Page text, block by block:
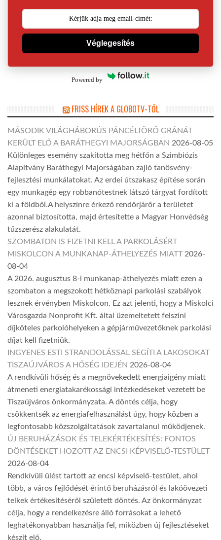
Véglegesítés
Powered by
FRISS HÍREK A GLOBOTV-TŐL
MÁSODIK VILÁGHÁBORÚS PÁNCÉLTÖRŐ GRÁNÁT
KERÜLT ELŐ A BARÁTHEGYI MAJORSÁGBAN 2026-08-05
Különleges esemény szakította meg hétfőn a Szimbiózis
Alapítvány Baráthegyi Majorságában zajló tanösvény-
fejlesztési munkálatokat. Az erdei útszakasz építése során
egy munkagép egy robbanótestnek látszó tárgyat fordított
ki a földből.A helyszínre érkező rendőrjárőr a területet
azonnal biztosította, majd értesítette a Magyar Honvédség
tűzszerész alakulatát.
SZOMBATON IS FIZETNI KELL A PARKOLÁSÉRT
MISKOLCON A MUNKANAP-ÁTHELYEZÉS MIATT 2026-
08-04
A 2026. augusztus 8-i munkanap-áthelyezés miatt ezen a
szombaton a megszokott hétköznapi parkolási szabályok
lesznek érvényben Miskolcon. Ez azt jelenti, hogy a Miskolci
Városgazda Nonprofit Kft. által üzemeltetett felszíni
díjköteles parkolóhelyeken a gépjárművezetőknek parkolási
díjat kell fizetniük.
INGYENES ESTI STRANDOLÁSSAL SEGÍTI A LAKOSOKAT
TISZAÚJVÁROS A HŐSÉG IDEJÉN 2026-08-04
A rendkívüli hőség és a megnövekedett energiaigény miatt
átmeneti energiatakarékossági intézkedéseket vezetett be
Tiszaújváros önkormányzata. A döntés célja, hogy
csökkentsék az energiafelhasználást úgy, hogy közben a
legfontosabb közszolgáltatások zavartalanul működjenek.
ÚJ BERUHÁZÁSOK ÉS TELEKÉRTÉKESÍTÉS: FONTOS
DÖNTÉSEKET HOZOTT AZ ENCSI KÉPVISELŐ-TESTÜLET
2026-08-04
Rendkívüli ülést tartott az encsi képviselő-testület, ahol
több, a város fejlődését érintő beruházásról és lakóövezeti
telkek értékesítéséről született döntés. Az önkormányzat
célja, hogy a rendelkezésre álló forrásokat a lehető
leghatékonyabban használja fel, miközben új fejlesztéseket
készít elő.